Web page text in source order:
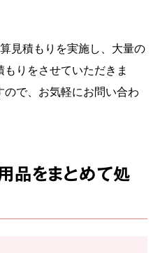
見積もりを実施し、大量の
りをさせていただきま
で、お気軽にお問い合わ
品をまとめて処